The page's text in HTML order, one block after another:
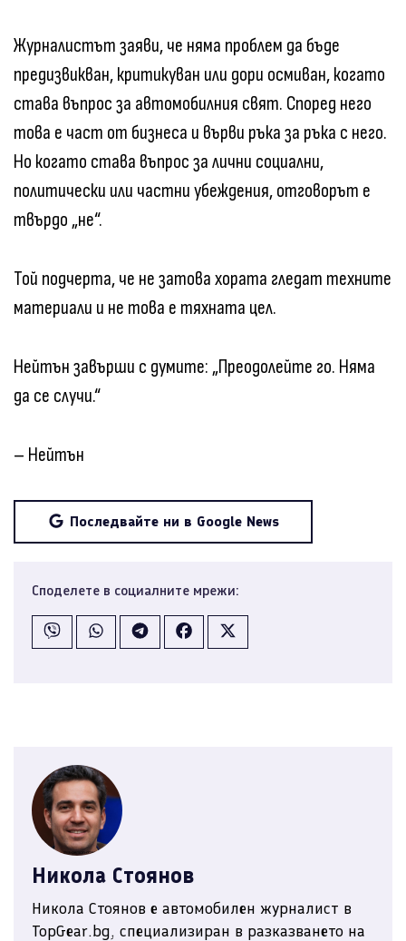
Журналистът заяви, че няма проблем да бъде
предизвикван, критикуван или дори осмиван, когато
става въпрос за автомобилния свят. Според него
това е част от бизнеса и върви ръка за ръка с него.
Но когато става въпрос за лични социални,
политически или частни убеждения, отговорът е
твърдо „не“.
Той подчерта, че не затова хората гледат техните
материали и не това е тяхната цел.
Нейтън завърши с думите: „Преодолейте го. Няма
да се случи.“
– Нейтън
Последвайте ни в Google News
Споделете в социалните мрежи:
Никола Стоянов
Никола Стоянов е автомобилен журналист в
TopGear.bg, специализиран в разказването на